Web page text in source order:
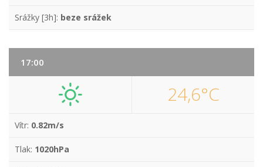
Srážky [3h]: beze srážek
17:00
24,6°C
Vítr: 0.82m/s
Tlak: 1020hPa